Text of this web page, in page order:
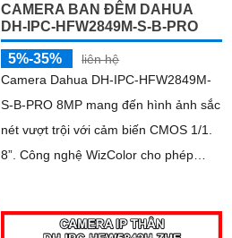
CAMERA BAN ĐÊM DAHUA
DH-IPC-HFW2849M-S-B-PRO
5%-35%
liên hệ
Camera Dahua DH-IPC-HFW2849M-
S-B-PRO 8MP mang đến hình ảnh sắc
nét vượt trội với cảm biến CMOS 1/1.
8”. Công nghệ WizColor cho phép